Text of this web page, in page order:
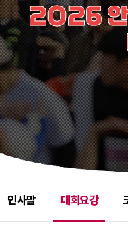
2026 안
인사말 대회요강